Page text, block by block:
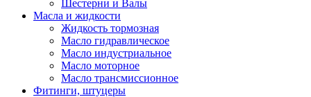
Шестерни и Валы
Масла и жидкости
Жидкость тормозная
Масло гидравлическое
Масло индустриальное
Масло моторное
Масло трансмиссионное
Фитинги, штуцеры